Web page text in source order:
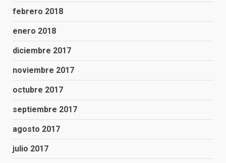
febrero 2018
enero 2018
diciembre 2017
noviembre 2017
octubre 2017
septiembre 2017
agosto 2017
julio 2017